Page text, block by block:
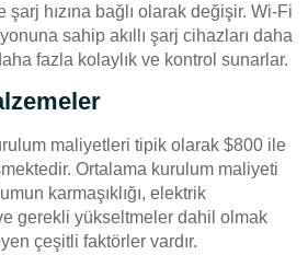
hızına bağlı olarak değişir. Wi-Fi
sahip akıllı şarj cihazları daha
fazla kolaylık ve kontrol sunarlar.
maliyetleri tipik olarak $800 ile
Ortalama kurulum maliyeti
karmaşıklığı, elektrik
gerekli yükseltmeler dahil olmak
çeşitli faktörler vardır.